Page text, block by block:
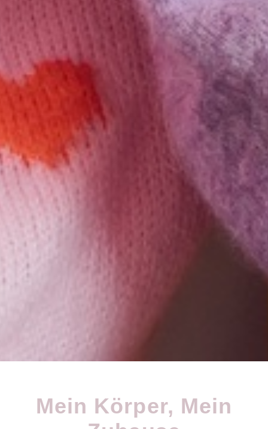
Mein Körper, Mein